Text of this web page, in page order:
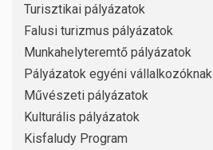
Turisztikai pályázatok
Falusi turizmus pályázatok
Munkahelyteremtő pályázatok
Pályázatok egyéni vállalkozóknak
Művészeti pályázatok
Kulturális pályázatok
Kisfaludy Program